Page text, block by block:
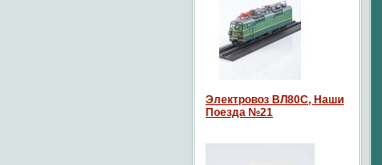
Электровоз ВЛ80С, Наши
Поезда №21